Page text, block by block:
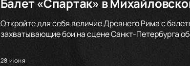
Откройте для себя величие Древнего Рима с
захватывающие бои на сцене Санкт-Петербурга
28 июня